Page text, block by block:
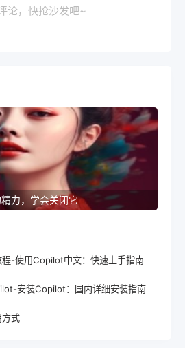
论，快抢沙发吧~
力，学会关闭它
-使用Copilot中文：快速上手指南
安装Copilot：国内详细安装指南
式